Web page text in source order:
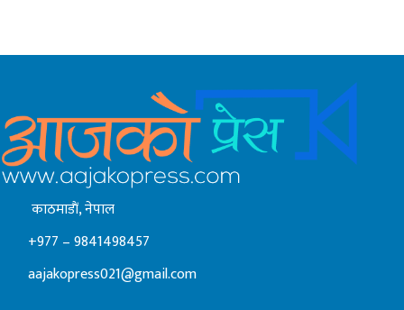
काठमाडाैं, नेपाल
+977 – 9841498457
aajakopress021@gmail.com